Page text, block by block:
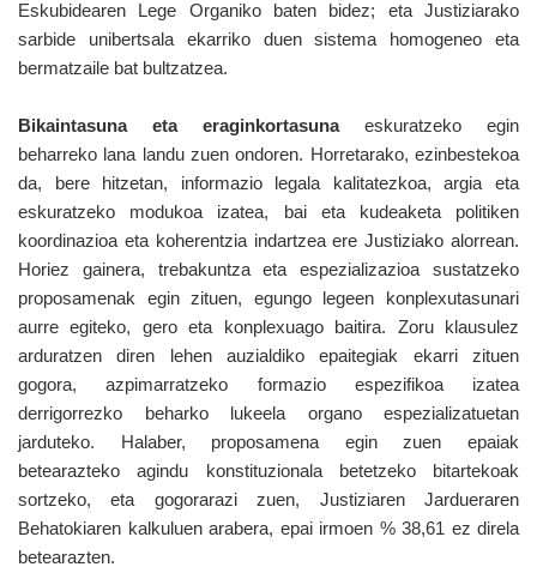
Eskubidearen Lege Organiko baten bidez; eta Justiziarako
sarbide unibertsala ekarriko duen sistema homogeneo eta
bermatzaile bat bultzatzea.
Bikaintasuna eta eraginkortasunaeskuratzeko egin
beharreko lana landu zuen ondoren. Horretarako, ezinbestekoa
da, bere hitzetan, informazio legala kalitatezkoa, argia eta
eskuratzeko modukoa izatea, bai eta kudeaketa politiken
koordinazioa eta koherentzia indartzea ere Justiziako alorrean.
Horiez gainera, trebakuntza eta espezializazioa sustatzeko
proposamenak egin zituen, egungo legeen konplexutasunari
aurre egiteko, gero eta konplexuago baitira. Zoru klausulez
arduratzen diren lehen auzialdiko epaitegiak ekarri zituen
gogora, azpimarratzeko formazio espezifikoa izatea
derrigorrezko beharko lukeela organo espezializatuetan
jarduteko. Halaber, proposamena egin zuen epaiak
betearazteko agindu konstituzionala betetzeko bitartekoak
sortzeko, eta gogorarazi zuen, Justiziaren Jardueraren
Behatokiaren kalkuluen arabera, epai irmoen % 38,61 ez direla
betearazten.